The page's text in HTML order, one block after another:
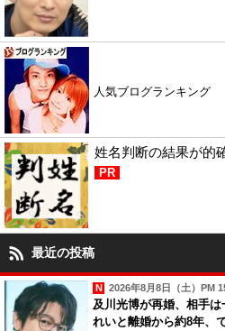
人気ブログランキング
姓名判断の結果が的
PR
最近の投稿
2026年8月8日（土）PM
及川光博が再婚、相手
れいと離婚から約8年、